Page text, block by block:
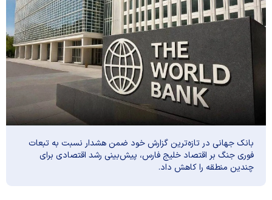
بانک جهانی در تازه‌ترین گزارش خود ضمن هشدار نسبت به تبعات
فوری جنگ بر اقتصاد خلیج فارس، پیش‌بینی رشد اقتصادی برای
چندین منطقه را کاهش داد.